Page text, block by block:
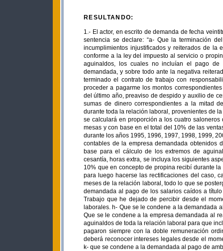
RESULTANDO:
1.- El actor, en escrito de demanda de fecha
sentencia se declare: “a- Que la terminación
incumplimientos injustificados y reiterados de la
conforme a la ley del impuesto al servicio o
aguinaldos, los cuales no incluían el pago
demandada, y sobre todo ante la negativa
terminado el contrato de trabajo con
proceder a pagarme los montos
del último año, preaviso de despido y auxilio de
sumas de dinero correspondientes a la mitad
durante toda la relación laboral, provenientes de
se calculará en proporción a los cuatro
mesas y con base en el total del 10% de las
durante los años 1995, 1996, 1997, 1998, 1999,
contables de la empresa demandada obtenidos
base para el cálculo de los extremos de
cesantía, horas extra, se incluya los siguientes
10% que en concepto de propina recibí durante
para luego hacerse las rectificaciones del caso,
meses de la relación laboral, todo lo que se
demandada al pago de los salarios caídos a
Trabajo que he dejado de percibir desde el
laborales. h- Que se le condene a la demandada
Que se le condene a la empresa demandada al
aguinaldos de toda la relación laboral para que
pagaron siempre con la doble remuneración
deberá reconocer intereses legales desde el
k- que se condene a la demandada al pago de